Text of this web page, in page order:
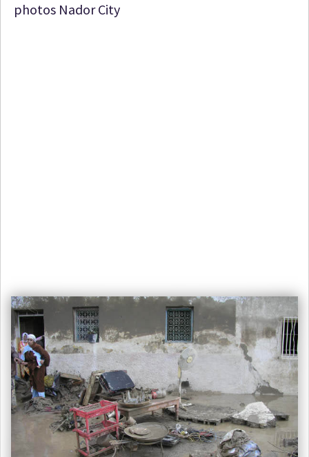
photos Nador City